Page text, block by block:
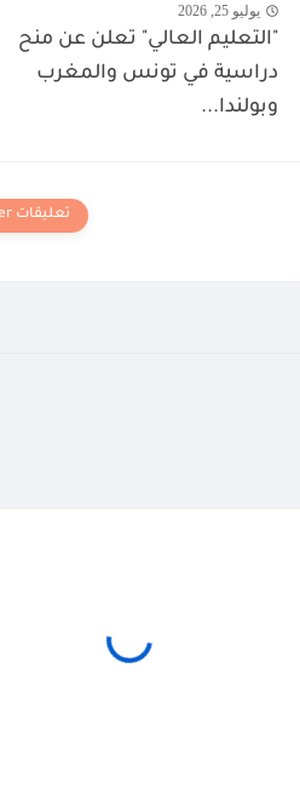
يوليو 25, 2026
"التعليم العالي" تعلن عن منح
دراسية في تونس والمغرب
وبولندا...